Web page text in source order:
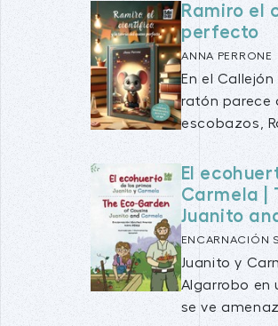
Ramiro el
perfecto
ANNA PERRONE
En el
ratón parece
escobazos,
El
Carmela |
Juanito
ENCARNACIÓN
Juanito y
Algarrobo en
se ve